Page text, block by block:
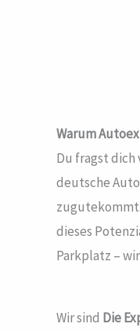
Warum
Du fragst dich
deutsche
dieses
Parkplatz –
Wir sind Die